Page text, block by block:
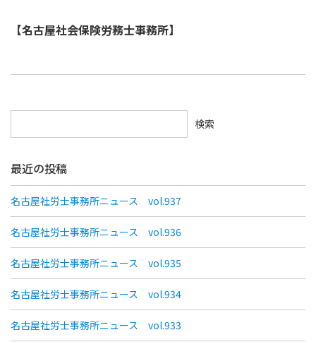
【名古屋社会保険労務士事務所】
検索
最近の投稿
名古屋社労士事務所ニュース vol.937
名古屋社労士事務所ニュース vol.936
名古屋社労士事務所ニュース vol.935
名古屋社労士事務所ニュース vol.934
名古屋社労士事務所ニュース vol.933